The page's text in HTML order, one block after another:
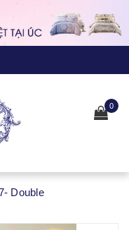
0
Double